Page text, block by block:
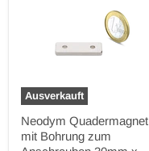
Ausverkauft
Neodym Quadermagnet
mit Bohrung zum